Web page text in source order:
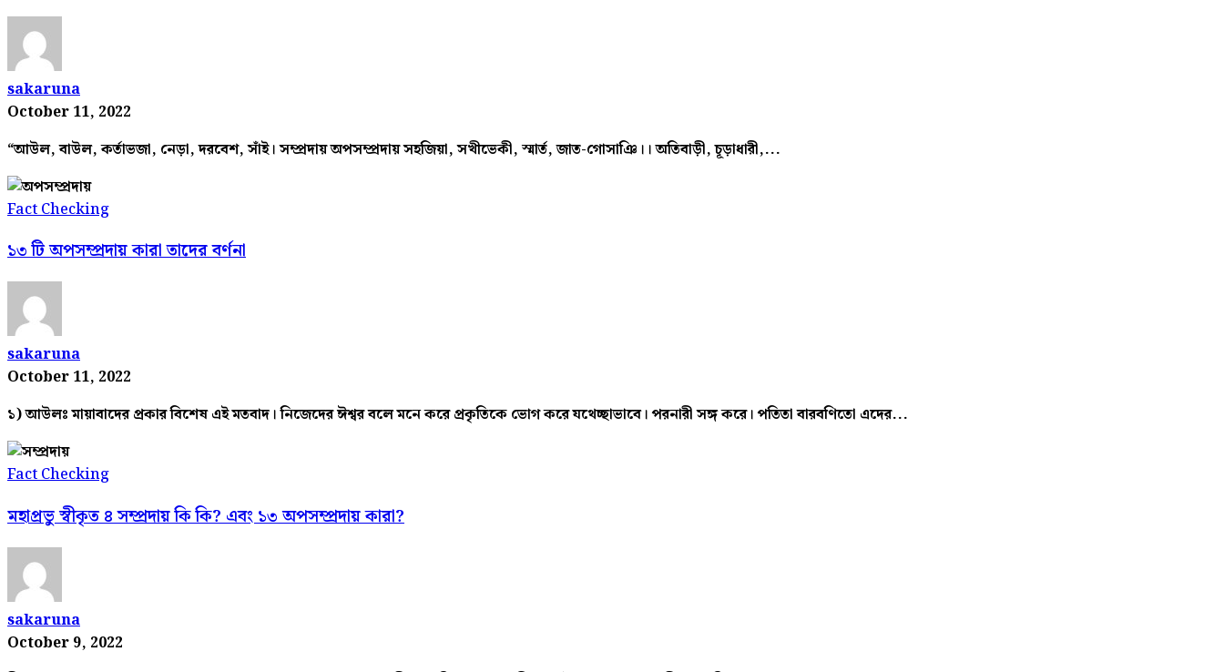
sakaruna
October 11, 2022
“আউল, বাউল, কর্তাভজা, নেড়া, দরবেশ, সাঁই। সম্প্রদায় অপসম্প্রদায় সহজিয়া, সখীভেকী, স্মার্ত, জাত-গোসাঞি।। অতিবাড়ী, চূড়াধারী,...
Fact Checking
১৩ টি অপসম্প্রদায় কারা তাদের বর্ণনা
sakaruna
October 11, 2022
১) আউলঃ মায়াবাদের প্রকার বিশেষ এই মতবাদ। নিজেদের ঈশ্বর বলে মনে করে প্রকৃতিকে ভোগ করে যথেচ্ছাভাবে। পরনারী সঙ্গ করে। পতিতা বারবণিতো এদের...
Fact Checking
মহাপ্রভু স্বীকৃত ৪ সম্প্রদায় কি কি? এবং ১৩ অপসম্প্রদায় কারা?
sakaruna
October 9, 2022